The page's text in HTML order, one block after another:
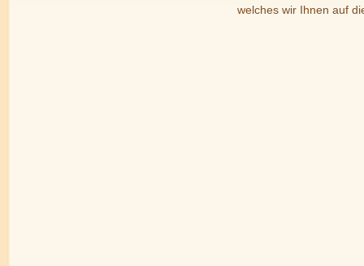
welches wir Ihnen auf